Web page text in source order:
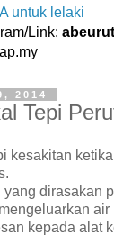
untuk lelaki
Link: abeurut
2014
Tepi
kesakitan
dirasakan
air
kepada alat